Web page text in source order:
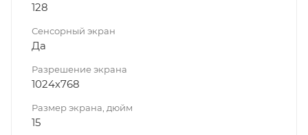
128
Сенсорный экран
Да
Разрешение экрана
1024х768
Размер экрана, дюйм
15